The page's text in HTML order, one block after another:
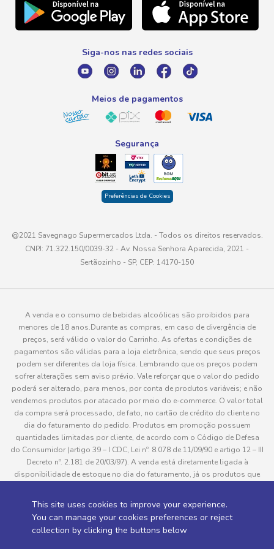
This site uses cookies to improve your experience.
You can manage your cookies preferences or reject
collection by clicking the buttons below
Promoção Fim de Ano
Telefone
0800 016 6680
atendimento@savegnago.com.br
Siga-nos nas redes sociais
Meios de pagamentos
Segurança
Preferências de Cookies
@2021 Savegnago Supermercados Ltda. - Todos os direitos reservados.
CNPJ: 71.322.150/0039-32 - Av. Nossa Senhora Aparecida, 2021 -
Sertãozinho - SP, CEP: 14170-150
A venda e o consumo de bebidas alcoólicas são proibidos para
menores de 18 anos.Durante as compras, em caso de divergência de
preços, será válido o valor do Carrinho. As ofertas e condições de
pagamentos são válidas para a loja eletrônica, sendo que seus preços
podem ser diferentes da loja física. Lembrando que os preços podem
sofrer alterações sem aviso prévio. Vale reforçar que o valor do pedido
poderá ser alterado, para menos, por conta de produtos variáveis; e não
vendemos produtos por atacado por meio do e-commerce. O valor total
da compra será processado, de fato, no cartão de crédito do cliente no
dia do faturamento do pedido. Produtos em promoção possuem
quantidades limitadas por cliente, de acordo com o Código de Defesa
do Consumidor (artigo 39 – I CDC, Lei nº. 8.078 de 11/09/90 e artigo 12 – III
Decreto nº. 2.181 de 20/03/97). A venda está diretamente ligada à
disponibilidade de estoque no dia do faturamento, já os produtos que
pedido do cliente, este não será entregue e o valor do item não será
cobrado. As fotos dos produtos no site são ilustrativas, podendo haver
divergência com o produto real e todos os pedidos estão sujeitos à